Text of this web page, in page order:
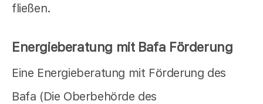
fließen.
Energieberatung mit Bafa Förderung
Eine Energieberatung mit Förderung des
Bafa (Die Oberbehörde des